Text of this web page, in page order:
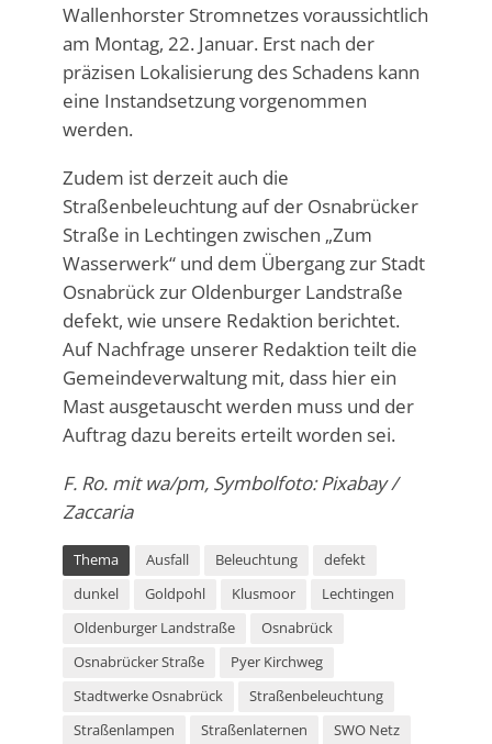
Wallenhorster Stromnetzes voraussichtlich
am Montag, 22. Januar. Erst nach der
präzisen Lokalisierung des Schadens kann
eine Instandsetzung vorgenommen
werden.
Zudem ist derzeit auch die
Straßenbeleuchtung auf der Osnabrücker
Straße in Lechtingen zwischen „Zum
Wasserwerk“ und dem Übergang zur Stadt
Osnabrück zur Oldenburger Landstraße
defekt, wie unsere Redaktion berichtet.
Auf Nachfrage unserer Redaktion teilt die
Gemeindeverwaltung mit, dass hier ein
Mast ausgetauscht werden muss und der
Auftrag dazu bereits erteilt worden sei.
F. Ro. mit wa/pm, Symbolfoto: Pixabay /
Zaccaria
Thema Ausfall Beleuchtung
defekt
dunkel
Goldpohl Klusmoor
Lechtingen
Oldenburger Landstraße
Osnabrück
Osnabrücker Straße
Pyer Kirchweg
Stadtwerke Osnabrück
Straßenbeleuchtung
Straßenlampen
Straßenlaternen SWO Netz